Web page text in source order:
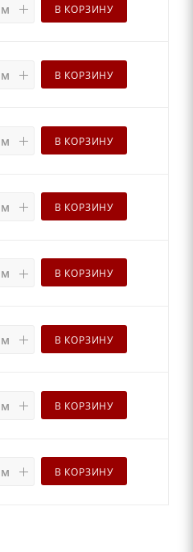
м В КОРЗИНУ
м В КОРЗИНУ
м В КОРЗИНУ
м В КОРЗИНУ
м В КОРЗИНУ
м В КОРЗИНУ
м В КОРЗИНУ
м В КОРЗИНУ